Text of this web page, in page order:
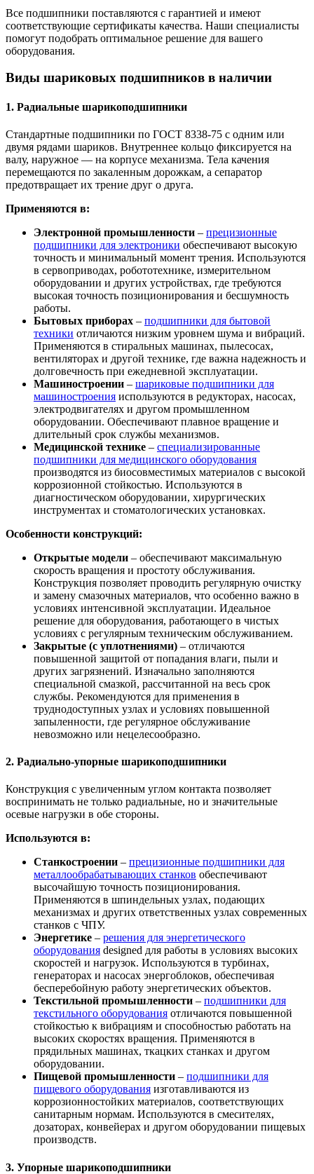
Все подшипники поставляются с гарантией и имеют
соответствующие сертификаты качества. Наши специалисты
помогут подобрать оптимальное решение для вашего
оборудования.
Виды шариковых подшипников в наличии
1. Радиальные шарикоподшипники
Стандартные подшипники по ГОСТ 8338-75 с одним или
двумя рядами шариков. Внутреннее кольцо фиксируется на
валу, наружное — на корпусе механизма. Тела качения
перемещаются по закаленным дорожкам, а сепаратор
предотвращает их трение друг о друга.
Применяются в:
Электронной промышленности – прецизионные
подшипники для электроники обеспечивают высокую
точность и минимальный момент трения. Используются
в сервоприводах, робототехнике, измерительном
оборудовании и других устройствах, где требуются
высокая точность позиционирования и бесшумность
работы.
Бытовых приборах – подшипники для бытовой
техники отличаются низким уровнем шума и вибраций.
Применяются в стиральных машинах, пылесосах,
вентиляторах и другой технике, где важна надежность и
долговечность при ежедневной эксплуатации.
Машиностроении – шариковые подшипники для
машиностроения используются в редукторах, насосах,
электродвигателях и другом промышленном
оборудовании. Обеспечивают плавное вращение и
длительный срок службы механизмов.
Медицинской технике – специализированные
подшипники для медицинского оборудования
производятся из биосовместимых материалов с высокой
коррозионной стойкостью. Используются в
диагностическом оборудовании, хирургических
инструментах и стоматологических установках.
Особенности конструкций:
Открытые модели – обеспечивают максимальную
скорость вращения и простоту обслуживания.
Конструкция позволяет проводить регулярную очистку
и замену смазочных материалов, что особенно важно в
условиях интенсивной эксплуатации. Идеальное
решение для оборудования, работающего в чистых
условиях с регулярным техническим обслуживанием.
Закрытые (с уплотнениями) – отличаются
повышенной защитой от попадания влаги, пыли и
других загрязнений. Изначально заполняются
специальной смазкой, рассчитанной на весь срок
службы. Рекомендуются для применения в
труднодоступных узлах и условиях повышенной
запыленности, где регулярное обслуживание
невозможно или нецелесообразно.
2. Радиально-упорные шарикоподшипники
Конструкция с увеличенным углом контакта позволяет
воспринимать не только радиальные, но и значительные
осевые нагрузки в обе стороны.
Используются в:
Станкостроении – прецизионные подшипники для
металлообрабатывающих станков обеспечивают
высочайшую точность позиционирования.
Применяются в шпиндельных узлах, подающих
механизмах и других ответственных узлах современных
станков с ЧПУ.
Энергетике – решения для энергетического
оборудования designed для работы в условиях высоких
скоростей и нагрузок. Используются в турбинах,
генераторах и насосах энергоблоков, обеспечивая
бесперебойную работу энергетических объектов.
Текстильной промышленности – подшипники для
текстильного оборудования отличаются повышенной
стойкостью к вибрациям и способностью работать на
высоких скоростях вращения. Применяются в
прядильных машинах, ткацких станках и другом
оборудовании.
Пищевой промышленности – подшипники для
пищевого оборудования изготавливаются из
коррозионностойких материалов, соответствующих
санитарным нормам. Используются в смесителях,
дозаторах, конвейерах и другом оборудовании пищевых
производств.
3. Упорные шарикоподшипники